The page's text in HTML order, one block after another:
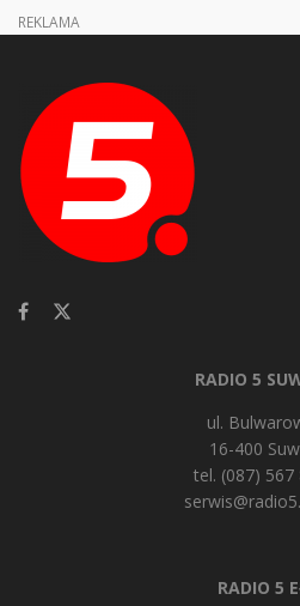
REKLAMA
RADIO 5
ul.
16-400
tel. (087) 567
RADIO 5